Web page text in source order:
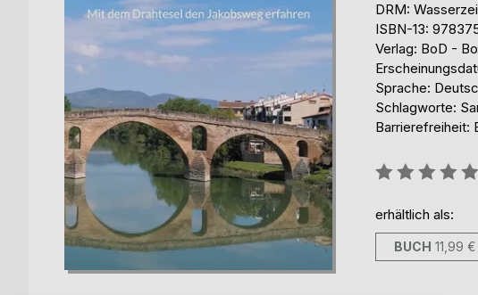
DRM:
ISBN-13:
Verlag: BoD -
Sprache:
Schlagworte:
Barrierefreiheit:
Bewertung::
erhältlich als:
BUCH 11,99 €